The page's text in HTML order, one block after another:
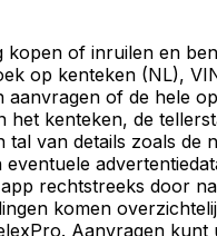
of inruilen en
op kenteken (NL),
of de hele
kenteken, de
van details zoals de
rechtstreeks door
komen
Aanvragen